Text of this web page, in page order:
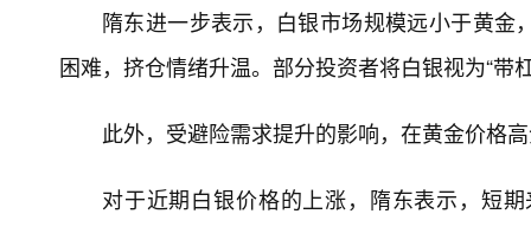
隋东进一步表示，白银市场规模远小于黄
困难，挤仓情绪升温。部分投资者将白银视为“
此外，受避险需求提升的影响，在黄金价格
对于近期白银价格的上涨，隋东表示，短